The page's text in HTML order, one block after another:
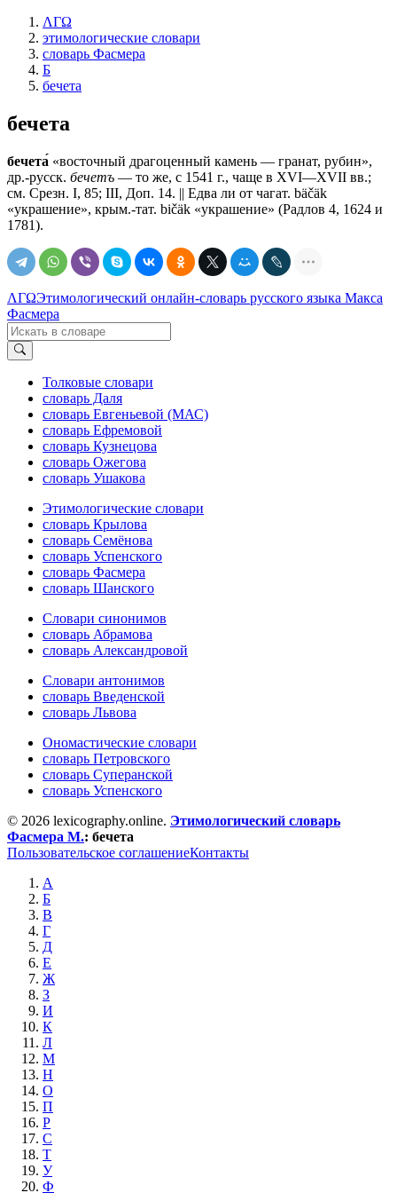
ΛΓΩ
этимологические словари
словарь Фасмера
Б
бечета
бечета
бечета́ «восточный драгоценный камень — гранат, рубин»,
др.-русск. бечетъ — то же, с 1541 г., чаще в XVI—XVII вв.;
см. Срезн. I, 85; III, Доп. 14. || Едва ли от чагат. bäčäk
«украшение», крым.-тат. bičäk «украшение» (Радлов 4, 1624 и
1781).
ΛΓΩЭтимологический онлайн-словарь русского языка Макса
Фасмера
Толковые словари
словарь Даля
словарь Евгеньевой (МАС)
словарь Ефремовой
словарь Кузнецова
словарь Ожегова
словарь Ушакова
Этимологические словари
словарь Крылова
словарь Семёнова
словарь Успенского
словарь Фасмера
словарь Шанского
Словари синонимов
словарь Абрамова
словарь Александровой
Словари антонимов
словарь Введенской
словарь Львова
Ономастические словари
словарь Петровского
словарь Суперанской
словарь Успенского
© 2026 lexicography.online. Этимологический словарь
Фасмера М.: бечета
Пользовательское соглашениеКонтакты
А
Б
В
Г
Д
Е
Ж
З
И
К
Л
М
Н
О
П
Р
С
Т
У
Ф